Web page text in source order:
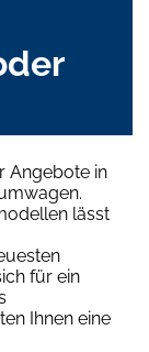
Angebote in
lässt
für ein
Ihnen eine